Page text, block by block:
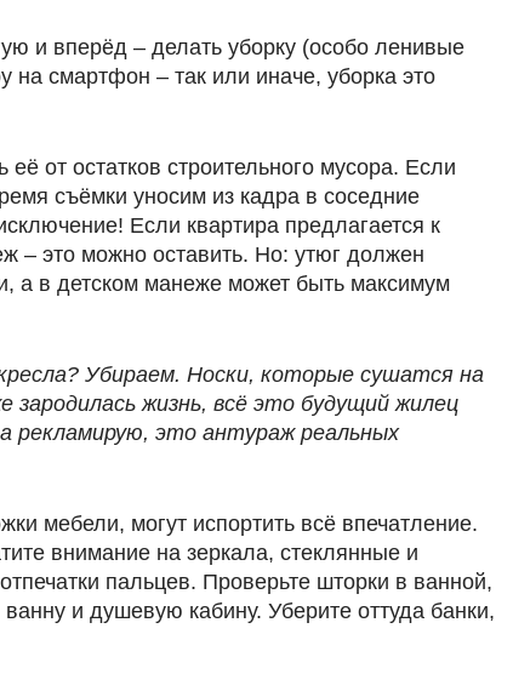
и вперёд – делать уборку (особо ленивые
на смартфон – так или иначе, уборка это
от остатков строительного мусора. Если
съёмки уносим из кадра в соседние
Если квартира предлагается к
– это можно оставить. Но: утюг должен
а в детском манеже может быть максимум
Убираем. Носки, которые сушатся на
зародилась жизнь, всё это будущий жилец
рекламирую, это антураж реальных
мебели, могут испортить всё впечатление.
внимание на зеркала, стеклянные и
пальцев. Проверьте шторки в ванной,
и душевую кабину. Уберите оттуда банки,